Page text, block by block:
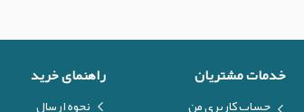
خدمات مشتریان
حساب کاربری من
راهنمای خرید
نحوه ارسال